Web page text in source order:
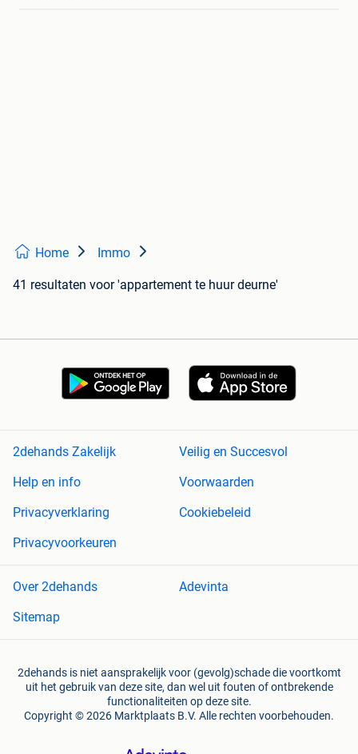
Home Immo
41 resultaten voor 'appartement te huur deurne'
2dehands Zakelijk
Veilig en Succesvol
Help en info
Voorwaarden
Privacyverklaring
Cookiebeleid
Privacyvoorkeuren
Over 2dehands
Adevinta
Sitemap
2dehands is niet aansprakelijk voor (gevolg)schade die voortkomt
uit het gebruik van deze site, dan wel uit fouten of ontbrekende
functionaliteiten op deze site.
Copyright © 2026 Marktplaats B.V. Alle rechten voorbehouden.